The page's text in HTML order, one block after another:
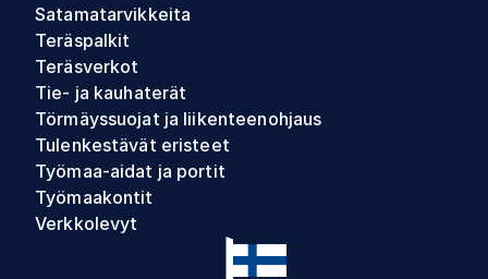
Satamatarvikkeita
Teräspalkit
Teräsverkot
Tie- ja kauhaterät
Törmäyssuojat ja liikenteenohjaus
Tulenkestävät eristeet
Työmaa-aidat ja portit
Työmaakontit
Verkkolevyt